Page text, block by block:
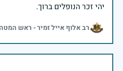
יהי זכר הנופלים ברוך.
רב אלוף אייל זמיר - ראש